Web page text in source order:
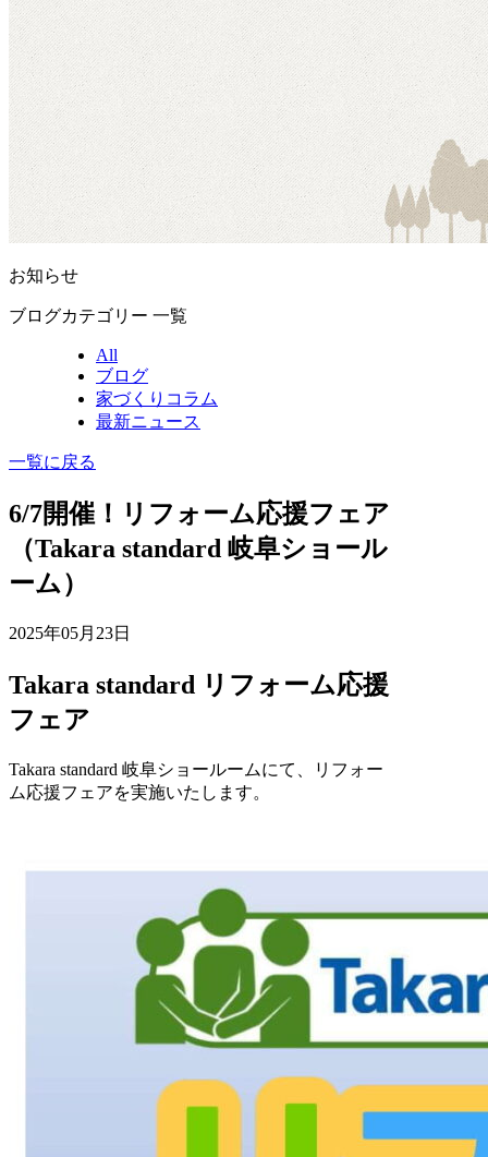
お知らせ
ブログカテゴリー 一覧
All
ブログ
家づくりコラム
最新ニュース
一覧に戻る
6/7開催！リフォーム応援フェア
（Takara standard 岐阜ショール
ーム）
2025年05月23日
Takara standard リフォーム応援
フェア
Takara standard 岐阜ショールームにて、リフォー
ム応援フェアを実施いたします。